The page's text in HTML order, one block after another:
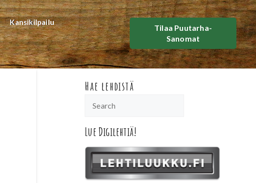
Kansikilpailu
Tilaa Puutarha-
Sanomat
Hae lehdistä
Lue Digilehtiä!